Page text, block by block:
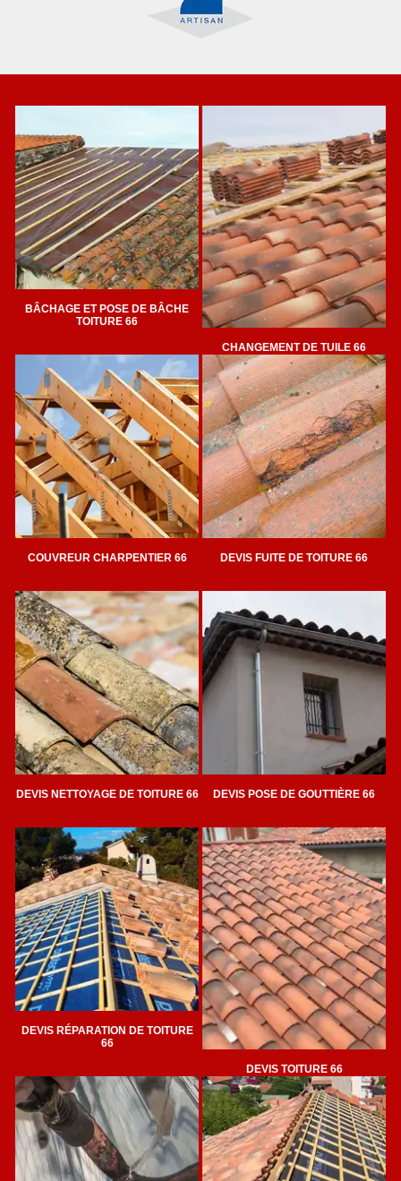
BÂCHAGE ET POSE DE BÂCHE
TOITURE 66
CHANGEMENT DE TUILE 66
COUVREUR CHARPENTIER 66 DEVIS FUITE DE TOITURE 66
DEVIS NETTOYAGE DE TOITURE 66 DEVIS POSE DE GOUTTIÈRE 66
DEVIS RÉPARATION DE TOITURE
66
DEVIS TOITURE 66